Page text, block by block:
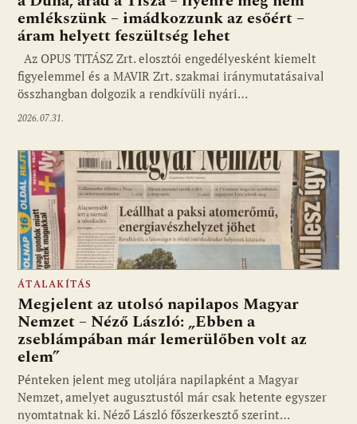
emlékszünk – imádkozzunk az esőért –
áram helyett feszültség lehet
Az OPUS TITÁSZ Zrt. elosztói engedélyesként kiemelt
figyelemmel és a MAVIR Zrt. szakmai iránymutatásaival
összhangban dolgozik a rendkívüli nyári…
2026.07.31.
ÁTALAKÍTÁS
Megjelent az utolsó napilapos Magyar
Nemzet – Néző László: „Ebben a
zseblámpában már lemerülőben volt az
elem”
Pénteken jelent meg utoljára napilapként a Magyar
Nemzet, amelyet augusztustól már csak hetente egyszer
nyomtatnak ki. Néző László főszerkesztő szerint…